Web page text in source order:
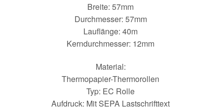
Breite: 57mm
Durchmesser: 57mm
Lauflänge: 40m
Kerndurchmesser: 12mm
Material:
Thermopapier-Thermorollen
Typ: EC Rolle
Aufdruck: Mit SEPA Lastschrifttext